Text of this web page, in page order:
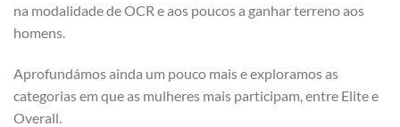
na modalidade de OCR e aos poucos a ganhar terreno aos
homens.
Aprofundámos ainda um pouco mais e exploramos as
categorias em que as mulheres mais participam, entre Elite e
Overall.